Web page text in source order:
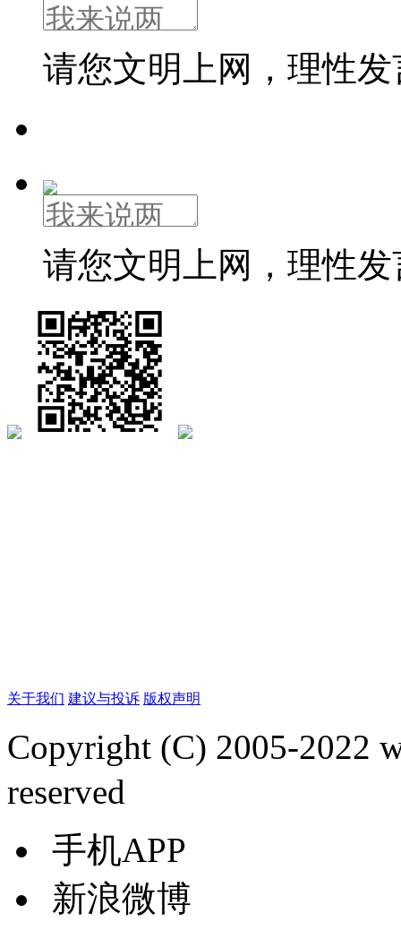
请您文明上网，理性
请您文明上网，理性
关于我们 建议与投诉 版权声明
Copyright (C) 2005-2022
reserved
手机APP
新浪微博